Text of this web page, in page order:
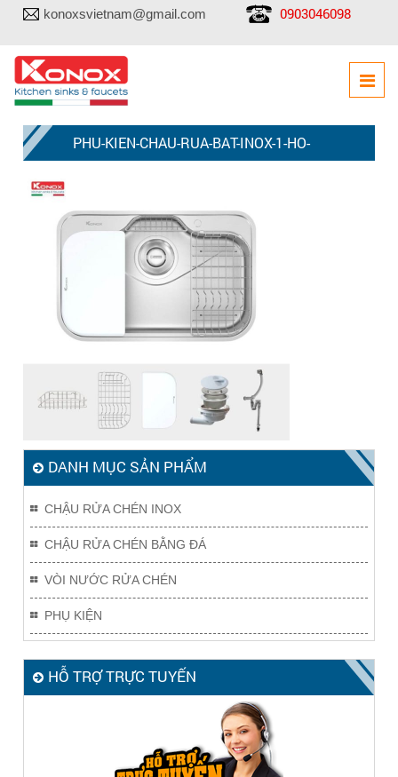
konoxsvietnam@gmail.com 0903046098
PHU-KIEN-CHAU-RUA-BAT-INOX-1-HO-
CHONG-XUOC-KONOX-TARI-7851SR-800×800
DANH MỤC SẢN PHẨM
CHẬU RỬA CHÉN INOX
CHẬU RỬA CHÉN BẰNG ĐÁ
VÒI NƯỚC RỬA CHÉN
PHỤ KIỆN
HỖ TRỢ TRỰC TUYẾN